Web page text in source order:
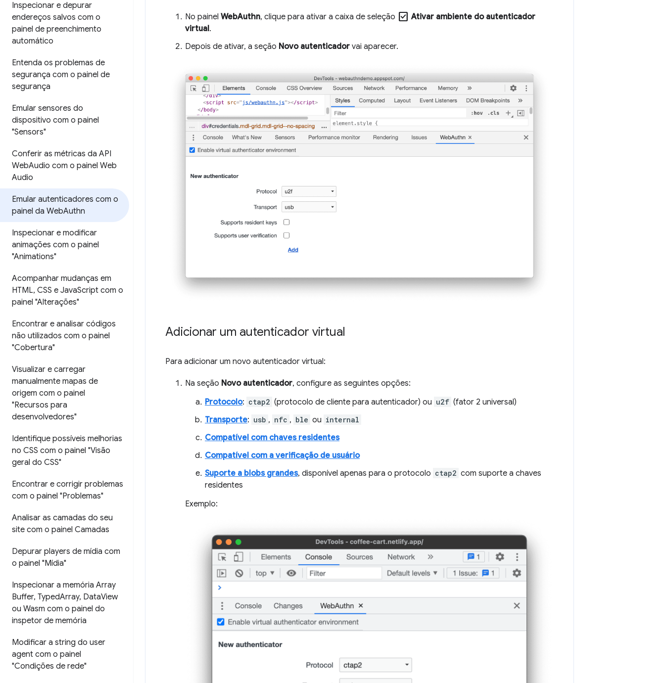
Inspecionar e depurar
endereços salvos com o
painel de preenchimento
automático
Entenda os problemas de
segurança com o painel de
segurança
Emular sensores do
dispositivo com o painel
"Sensors"
Conferir as métricas da API
WebAudio com o painel Web
Audio
Emular autenticadores com o
painel da WebAuthn
Inspecionar e modificar
animações com o painel
"Animations"
Acompanhar mudanças em
HTML, CSS e JavaScript com o
painel "Alterações"
Encontrar e analisar códigos
não utilizados com o painel
"Cobertura"
Visualizar e carregar
manualmente mapas de
origem com o painel
"Recursos para
desenvolvedores"
Identifique possíveis melhorias
no CSS com o painel "Visão
geral do CSS"
Encontrar e corrigir problemas
com o painel "Problemas"
Analisar as camadas do seu
site com o painel Camadas
Depurar players de mídia com
o painel "Mídia"
Inspecionar a memória Array
Buffer, TypedArray, DataView
ou Wasm com o painel do
inspetor de memória
Modificar a string do user
agent com o painel
"Condições de rede"
No painel WebAuthn, clique para ativar a caixa de seleção check_box Ativar ambiente do autenticador
virtual.
Depois de ativar, a seção Novo autenticador vai aparecer.
Adicionar um autenticador virtual
Para adicionar um novo autenticador virtual:
Na seção Novo autenticador, configure as seguintes opções:
Protocolo: ctap2 (protocolo de cliente para autenticador) ou u2f (fator 2 universal)
Transporte: usb , nfc , ble ou internal
Compatível com chaves residentes
Compatível com a verificação de usuário
Suporte a blobs grandes, disponível apenas para o protocolo ctap2 com suporte a chaves
residentes
Exemplo: